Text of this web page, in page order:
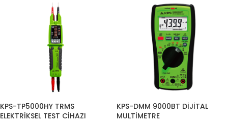
KPS-TP5000HY TRMS
ELEKTRİKSEL TEST CİHAZI
KPS-DMM 9000BT DİJİTAL
MULTİMETRE